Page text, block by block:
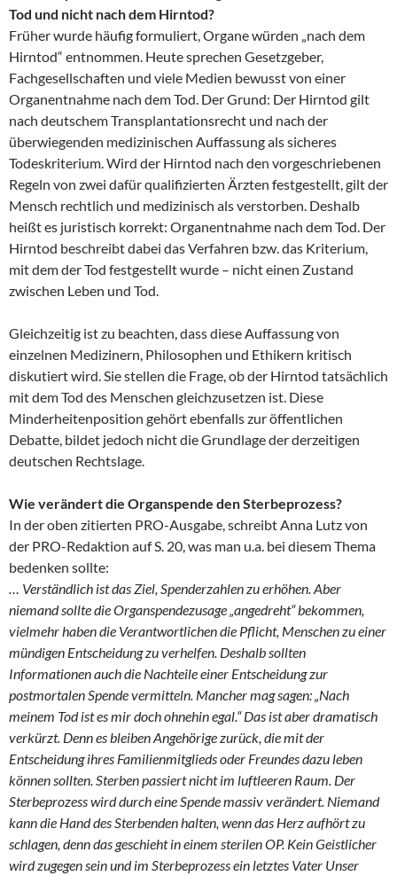
Tod und nicht nach dem Hirntod?
Früher wurde häufig formuliert, Organe würden „nach dem
Hirntod“ entnommen. Heute sprechen Gesetzgeber,
Fachgesellschaften und viele Medien bewusst von einer
Organentnahme nach dem Tod. Der Grund: Der Hirntod gilt
nach deutschem Transplantationsrecht und nach der
überwiegenden medizinischen Auffassung als sicheres
Todeskriterium. Wird der Hirntod nach den vorgeschriebenen
Regeln von zwei dafür qualifizierten Ärzten festgestellt, gilt der
Mensch rechtlich und medizinisch als verstorben. Deshalb
heißt es juristisch korrekt: Organentnahme nach dem Tod. Der
Hirntod beschreibt dabei das Verfahren bzw. das Kriterium,
mit dem der Tod festgestellt wurde – nicht einen Zustand
zwischen Leben und Tod.
Gleichzeitig ist zu beachten, dass diese Auffassung von
einzelnen Medizinern, Philosophen und Ethikern kritisch
diskutiert wird. Sie stellen die Frage, ob der Hirntod tatsächlich
mit dem Tod des Menschen gleichzusetzen ist. Diese
Minderheitenposition gehört ebenfalls zur öffentlichen
Debatte, bildet jedoch nicht die Grundlage der derzeitigen
deutschen Rechtslage.
Wie verändert die Organspende den Sterbeprozess?
In der oben zitierten PRO-Ausgabe, schreibt Anna Lutz von
der PRO-Redaktion auf S. 20, was man u.a. bei diesem Thema
bedenken sollte:
… Verständlich ist das Ziel, Spenderzahlen zu erhöhen. Aber
niemand sollte die Organspendezusage „angedreht“ bekommen,
vielmehr haben die Verantwortlichen die Pflicht, Menschen zu einer
mündigen Entscheidung zu verhelfen. Deshalb sollten
Informationen auch die Nachteile einer Entscheidung zur
postmortalen Spende vermitteln. Mancher mag sagen: „Nach
meinem Tod ist es mir doch ohnehin egal.“ Das ist aber dramatisch
verkürzt. Denn es bleiben Angehörige zurück, die mit der
Entscheidung ihres Familienmitglieds oder Freundes dazu leben
können sollten. Sterben passiert nicht im luftleeren Raum. Der
Sterbeprozess wird durch eine Spende massiv verändert. Niemand
kann die Hand des Sterbenden halten, wenn das Herz aufhört zu
schlagen, denn das geschieht in einem sterilen OP. Kein Geistlicher
wird zugegen sein und im Sterbeprozess ein letztes Vater Unser